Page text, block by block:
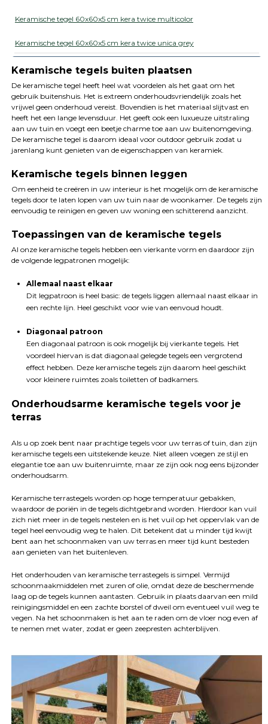
Keramische tegel 60x60x5 cm kera twice multicolor
Keramische tegel 60x60x5 cm kera twice unica grey
Keramische tegels buiten plaatsen
De keramische tegel heeft heel wat voordelen als het gaat om het
gebruik buitenshuis. Het is extreem onderhoudsvriendelijk zoals het
vrijwel geen onderhoud vereist. Bovendien is het materiaal slijtvast en
heeft het een lange levensduur. Het geeft ook een luxueuze uitstraling
aan uw tuin en voegt een beetje charme toe aan uw buitenomgeving.
De keramische tegel is daarom ideaal voor outdoor gebruik zodat u
jarenlang kunt genieten van de eigenschappen van keramiek.
Keramische tegels binnen leggen
Om eenheid te creëren in uw interieur is het mogelijk om de keramische
tegels door te laten lopen van uw tuin naar de woonkamer. De tegels zijn
eenvoudig te reinigen en geven uw woning een schitterend aanzicht.
Toepassingen van de keramische tegels
Al onze keramische tegels hebben een vierkante vorm en daardoor zijn
de volgende legpatronen mogelijk:
Allemaal naast elkaar
Dit legpatroon is heel basic: de tegels liggen allemaal naast elkaar in
een rechte lijn. Heel geschikt voor wie van eenvoud houdt.
Diagonaal patroon
Een diagonaal patroon is ook mogelijk bij vierkante tegels. Het
voordeel hiervan is dat diagonaal gelegde tegels een vergrotend
effect hebben. Deze keramische tegels zijn daarom heel geschikt
voor kleinere ruimtes zoals toiletten of badkamers.
Onderhoudsarme keramische tegels voor je
terras
Als u op zoek bent naar prachtige tegels voor uw terras of tuin, dan zijn
keramische tegels een uitstekende keuze. Niet alleen voegen ze stijl en
elegantie toe aan uw buitenruimte, maar ze zijn ook nog eens bijzonder
onderhoudsarm.
Keramische terrastegels worden op hoge temperatuur gebakken,
waardoor de poriën in de tegels dichtgebrand worden. Hierdoor kan vuil
zich niet meer in de tegels nestelen en is het vuil op het oppervlak van de
tegel heel eenvoudig weg te halen. Dit betekent dat u minder tijd kwijt
bent aan het schoonmaken van uw terras en meer tijd kunt besteden
aan genieten van het buitenleven.
Het onderhouden van keramische terrastegels is simpel. Vermijd
schoonmaakmiddelen met zuren of olie, omdat deze de beschermende
laag op de tegels kunnen aantasten. Gebruik in plaats daarvan een mild
reinigingsmiddel en een zachte borstel of dweil om eventueel vuil weg te
vegen. Na het schoonmaken is het aan te raden om de vloer nog even af
te nemen met water, zodat er geen zeepresten achterblijven.